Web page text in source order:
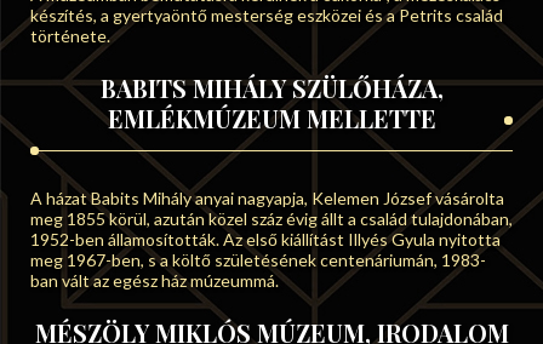
készítés, a gyertyaöntő mesterség eszközei és a Petrits család
története.
BABITS MIHÁLY SZÜLŐHÁZA,
EMLÉKMÚZEUM MELLETTE
A házat Babits Mihály anyai nagyapja, Kelemen József vásárolta
meg 1855 körül, azután közel száz évig állt a család tulajdonában,
1952-ben államosították. Az első kiállítást Illyés Gyula nyitotta
meg 1967-ben, s a költő születésének centenáriumán, 1983-
ban vált az egész ház múzeummá.
MÉSZÖLY MIKLÓS MÚZEUM, IRODALOM